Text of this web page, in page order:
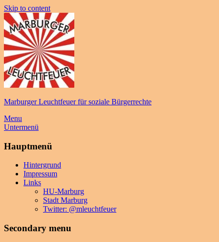
Skip to content
Marburger Leuchtfeuer für soziale Bürgerrechte
Menu
Untermenü
Hauptmenü
Hintergrund
Impressum
Links
HU-Marburg
Stadt Marburg
Twitter: @mleuchtfeuer
Secondary menu